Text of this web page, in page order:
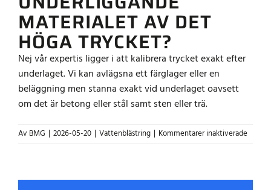
MATERIALET AV DET
HÖGA TRYCKET?
Nej vår expertis ligger i att kalibrera trycket exakt efter
underlaget. Vi kan avlägsna ett färglager eller en
beläggning men stanna exakt vid underlaget oavsett
om det är betong eller stål samt sten eller trä.
Av BMG | 2026-05-20 | Vattenblästring | Kommentarer inaktiveradeför